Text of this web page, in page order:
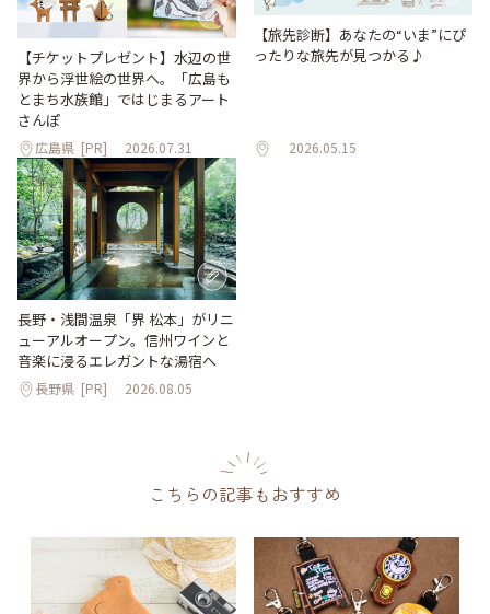
【チケットプレゼント】水辺の世
界から浮世絵の世界へ。「広島も
とまち水族館」ではじまるアート
さんぽ
広島県 [PR] 2026.07.31
【旅先診断】あなたの“いま”にぴ
ったりな旅先が見つかる♪
2026.05.15
長野・浅間温泉「界 松本」がリニ
ューアルオープン。信州ワインと
音楽に浸るエレガントな湯宿へ
長野県 [PR] 2026.08.05
こちらの記事もおすすめ